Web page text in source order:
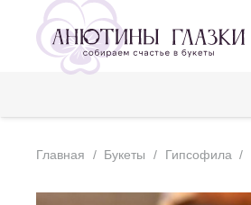
Главная / Букеты / Гипсофила /